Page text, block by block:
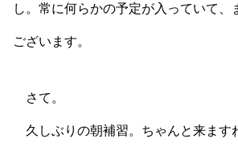
し。常に何らかの予定が入っていて、
ございます。
さて。
久しぶりの朝補習。ちゃんと来ます